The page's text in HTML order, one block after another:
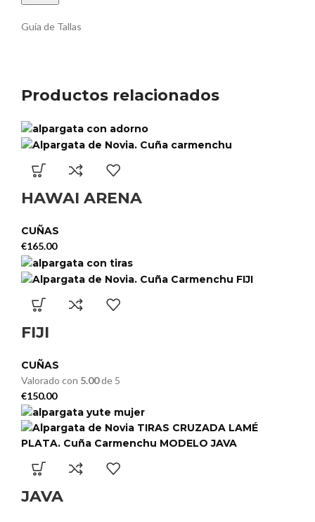
Guía de Tallas
Productos relacionados
HAWAI ARENA
CUÑAS
€165.00
FIJI
CUÑAS
Valorado con 5.00de 5
€150.00
JAVA